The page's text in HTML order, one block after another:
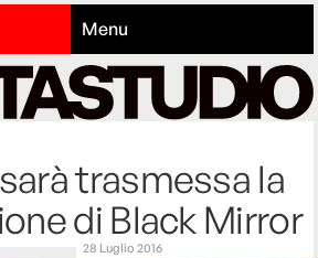
Menu
trasmessa la
di Black Mirror
28 Luglio 2016